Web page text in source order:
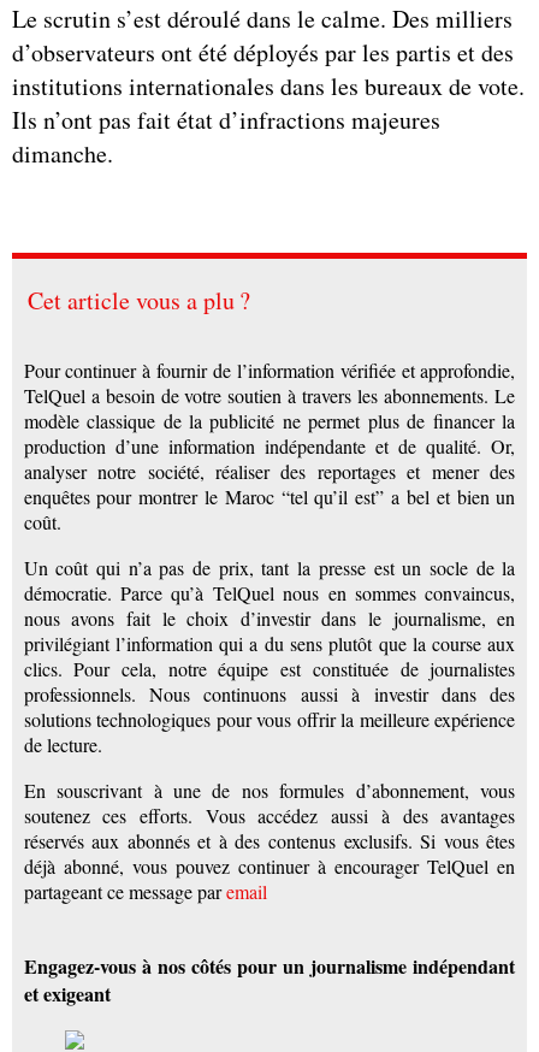
Le scrutin s’est déroulé dans le calme. Des milliers
d’observateurs ont été déployés par les partis et des
institutions internationales dans les bureaux de vote.
Ils n’ont pas fait état d’infractions majeures
dimanche.
Cet article vous a plu ?
Pour continuer à fournir de l’information vérifiée et approfondie,
TelQuel a besoin de votre soutien à travers les abonnements. Le
modèle classique de la publicité ne permet plus de financer la
production d’une information indépendante et de qualité. Or,
analyser notre société, réaliser des reportages et mener des
enquêtes pour montrer le Maroc “tel qu’il est” a bel et bien un
coût.
Un coût qui n’a pas de prix, tant la presse est un socle de la
démocratie. Parce qu’à TelQuel nous en sommes convaincus,
nous avons fait le choix d’investir dans le journalisme, en
privilégiant l’information qui a du sens plutôt que la course aux
clics. Pour cela, notre équipe est constituée de journalistes
professionnels. Nous continuons aussi à investir dans des
solutions technologiques pour vous offrir la meilleure expérience
de lecture.
En souscrivant à une de nos formules d’abonnement, vous
soutenez ces efforts. Vous accédez aussi à des avantages
réservés aux abonnés et à des contenus exclusifs. Si vous êtes
déjà abonné, vous pouvez continuer à encourager TelQuel en
partageant ce message paremail
Engagez-vous à nos côtés pour un journalisme indépendant
et exigeant